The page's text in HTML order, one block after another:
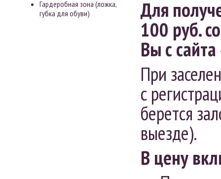
Гардеробная зона (ложка,
губка для обуви)
Для
100 руб.
Вы с сайта
При
с
берется
выезде).
В цену